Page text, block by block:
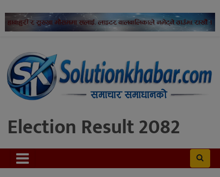
Election Result 2082